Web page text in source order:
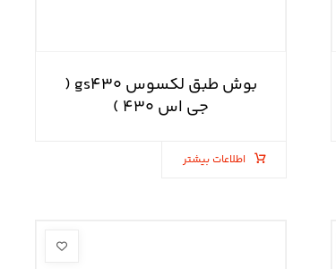
بوش طبق لکسوس gs۴۳۰ (
جی اس ۴۳۰ )
اطلاعات بیشتر